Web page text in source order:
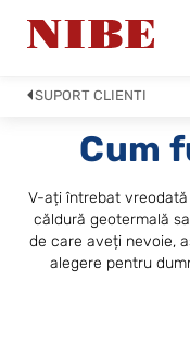
SUPORT CLIENTI
Cum
V-ați întrebat
căldură geotermală
de care aveți nevoie,
alegere pentru